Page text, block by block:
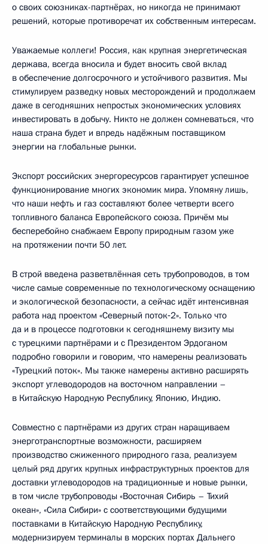
о своих союзниках-партнёрах, но никогда не принимают
решений, которые противоречат их собственным интересам.
Уважаемые коллеги! Россия, как крупная энергетическая
держава, всегда вносила и будет вносить свой вклад
в обеспечение долгосрочного и устойчивого развития. Мы
стимулируем разведку новых месторождений и продолжаем
даже в сегодняшних непростых экономических условиях
инвестировать в добычу. Никто не должен сомневаться, что
наша страна будет и впредь надёжным поставщиком
энергии на глобальные рынки.
Экспорт российских энергоресурсов гарантирует успешное
функционирование многих экономик мира. Упомяну лишь,
что наши нефть и газ составляют более четверти всего
топливного баланса Европейского союза. Причём мы
бесперебойно снабжаем Европу природным газом уже
на протяжении почти 50 лет.
В строй введена разветвлённая сеть трубопроводов, в том
числе самые современные по технологическому оснащению
и экологической безопасности, а сейчас идёт интенсивная
работа над проектом «Северный поток‑2». Только что
да и в процессе подготовки к сегодняшнему визиту мы
с турецкими партнёрами и с Президентом Эрдоганом
подробно говорили и говорим, что намерены реализовать
«Турецкий поток». Мы также намерены активно расширять
экспорт углеводородов на восточном направлении –
в Китайскую Народную Республику, Японию, Индию.
Совместно с партнёрами из других стран наращиваем
энерготранспортные возможности, расширяем
производство сжиженного природного газа, реализуем
целый ряд других крупных инфраструктурных проектов для
доставки углеводородов на традиционные и новые рынки,
в том числе трубопроводы «Восточная Сибирь – Тихий
океан», «Сила Сибири» с соответствующими будущими
поставками в Китайскую Народную Республику,
модернизируем терминалы в морских портах Дальнего